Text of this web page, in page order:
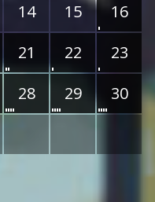
14 15
16
21 22
23
28 29
30